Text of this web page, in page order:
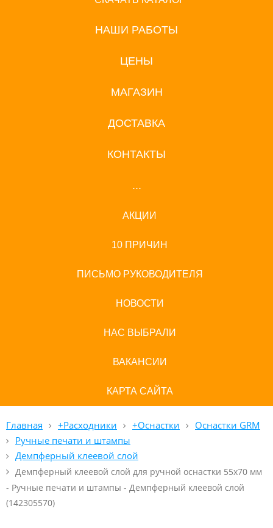
НАШИ РАБОТЫ
ЦЕНЫ
МАГАЗИН
ДОСТАВКА
КОНТАКТЫ
...
АКЦИИ
10 ПРИЧИН
ПИСЬМО РУКОВОДИТЕЛЯ
НОВОСТИ
НАС ВЫБРАЛИ
ВАКАНСИИ
КАРТА САЙТА
Главная +Расходники +Оснастки
Оснастки GRM
Ручные печати и штампы
Демпферный клеевой слой
Демпферный клеевой слой для ручной оснастки 55x70 мм
- Ручные печати и штампы - Демпферный клеевой слой
(142305570)